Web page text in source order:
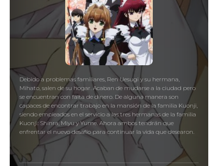
Debido a problemas familiares, Ren Uesugi y su hermana,
Mihato, salen de su hogar. Acaban de mudarse a la ciudad pero
se encuentran con falta de dinero. De alguna manera son
capaces de encontrar trabajo en la mansión de la familia Kuonji,
siendo empleados en el servicio a las tres hermanas de la familia
Kuonji: Shinra, Miyu y Yume. Ahora ambos tendrán que
enfrentar el nuevo desafío para continuar la vida que desearon.